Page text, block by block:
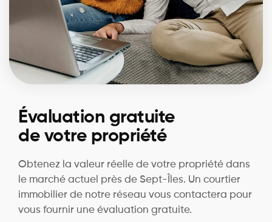
Évaluation gratuite
de votre propriété
Obtenez la valeur réelle de votre propriété dans
le marché actuel près de Sept-Îles. Un courtier
immobilier de notre réseau vous contactera pour
vous fournir une évaluation gratuite.